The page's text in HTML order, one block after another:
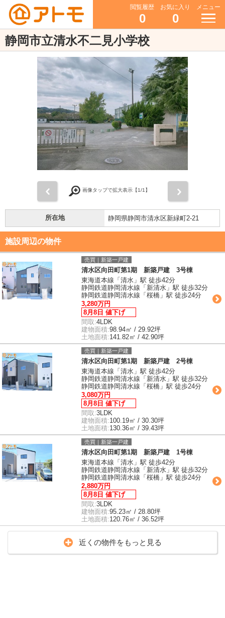
閲覧履歴
0
お気に入り
0
メニュー
静岡市立清水不二見小学校
画像タップで拡大表示【1/1】
所在地 静岡県静岡市清水区新緑町2-21
施設周辺の物件
売買｜新築一戸建
清水区向田町第1期 新築戸建 3号棟
東海道本線「清水」駅 徒歩42分
静岡鉄道静岡清水線「新清水」駅 徒歩32分
静岡鉄道静岡清水線「桜橋」駅 徒歩24分
3,280万円
8月8日 値下げ
間取:4LDK
建物面積:98.94㎡ / 29.92坪
土地面積:141.82㎡ / 42.90坪
売買｜新築一戸建
清水区向田町第1期 新築戸建 2号棟
東海道本線「清水」駅 徒歩42分
静岡鉄道静岡清水線「新清水」駅 徒歩32分
静岡鉄道静岡清水線「桜橋」駅 徒歩24分
3,080万円
8月8日 値下げ
間取:3LDK
建物面積:100.19㎡ / 30.30坪
土地面積:130.36㎡ / 39.43坪
売買｜新築一戸建
清水区向田町第1期 新築戸建 1号棟
東海道本線「清水」駅 徒歩42分
静岡鉄道静岡清水線「新清水」駅 徒歩32分
静岡鉄道静岡清水線「桜橋」駅 徒歩24分
2,880万円
8月8日 値下げ
間取:3LDK
建物面積:95.23㎡ / 28.80坪
土地面積:120.76㎡ / 36.52坪
近くの物件をもっと見る